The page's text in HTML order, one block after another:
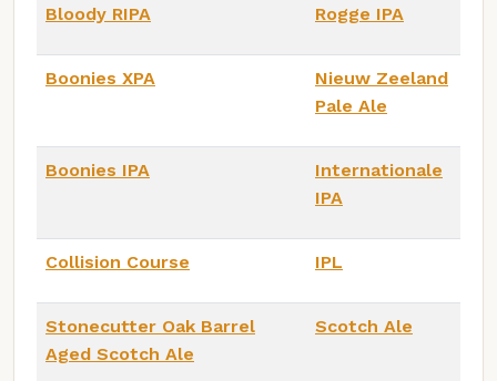
Bloody RIPA Rogge IPA
Boonies XPA
Nieuw Zeeland
Pale Ale
Boonies IPA
Internationale
IPA
Collision Course IPL
Stonecutter Oak Barrel
Aged Scotch Ale
Scotch Ale